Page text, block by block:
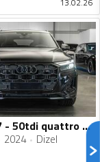
Audi - Q7 - 50tdi quattro 3xS-line
2024 Dizel